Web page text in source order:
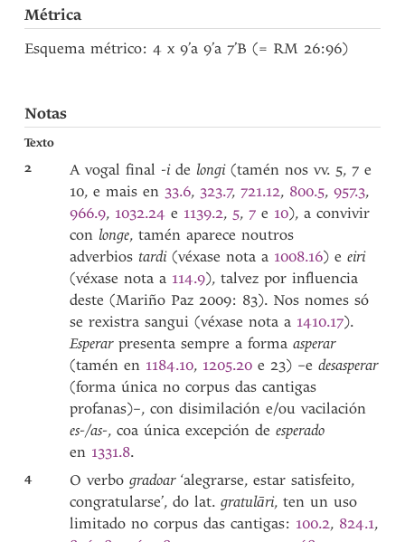
Métrica
Esquema métrico: 4 x 9’a 9’a 7’B (= RM 26:96)
Notas
Texto
2
A vogal final -ide longi(tamén nos vv. 5, 7 e
10, e mais en 33.6, 323.7,721.12, 800.5,957.3,
966.9, 1032.24e 1139.2, 5,7e 10), a convivir
con longe, tamén aparece noutros
adverbiostardi(véxase nota a 1008.16) eeiri
(véxase nota a 114.9), talvez por influencia
deste (Mariño Paz 2009: 83). Nos nomes só
se rexistra sangui (véxase nota a 1410.17).
Esperarpresenta sempre a formaasperar
(tamén en 1184.10, 1205.20 e 23) –edesasperar
(forma única no corpus das cantigas
profanas)–, con disimilación e/ou vacilación
es-/as-, coa única excepción deesperado
en 1331.8.
4 O verbogradoar‘alegrarse, estar satisfeito,
congratularse’, do lat.gratulāri, ten un uso
limitado no corpus das cantigas: 100.2, 824.1,